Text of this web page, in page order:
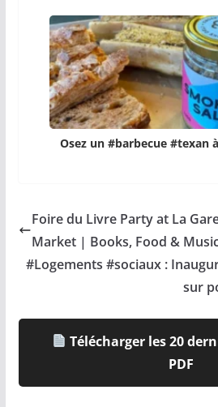
Osez un #barbecue #texan
Foire du Livre Party at La
Market | Books, Food &
#Logements #sociaux :
sur
Télécharger les 20
PDF